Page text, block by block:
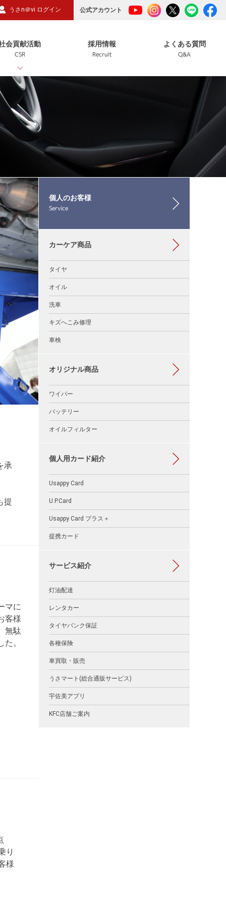
うさn＠vi ログイン 公式アカウント
会貢献活動
CSR
採用情報
Recruit
よくある質問
Q&A
承
提
マに
客様
無駄
。
り
様
個人のお客様
Service
カーケア商品
タイヤ
オイル
洗車
キズへこみ修理
車検
オリジナル商品
ワイパー
バッテリー
オイルフィルター
個人用カード紹介
Usappy Card
U.P.Card
Usappy Card プラス＋
提携カード
サービス紹介
灯油配達
レンタカー
タイヤパンク保証
各種保険
車買取・販売
うさマート(総合通販サービス)
宇佐美アプリ
KFC店舗ご案内